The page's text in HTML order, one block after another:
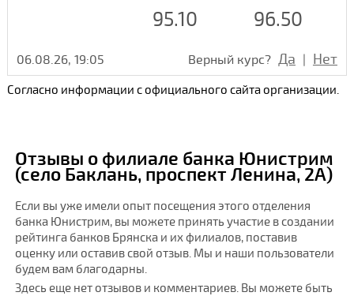
95.10 96.50
06.08.26, 19:05 Верный курс? Да | Нет
Согласно информации с официального сайта организации.
Отзывы о филиале банка Юнистрим
(село Баклань, проспект Ленина, 2А)
Если вы уже имели опыт посещения этого отделения
банка Юнистрим, вы можете принять участие в создании
рейтинга банков Брянска и их филиалов, поставив
оценку или оставив свой отзыв. Мы и наши пользователи
будем вам благодарны.
Здесь еще нет отзывов и комментариев. Вы можете быть